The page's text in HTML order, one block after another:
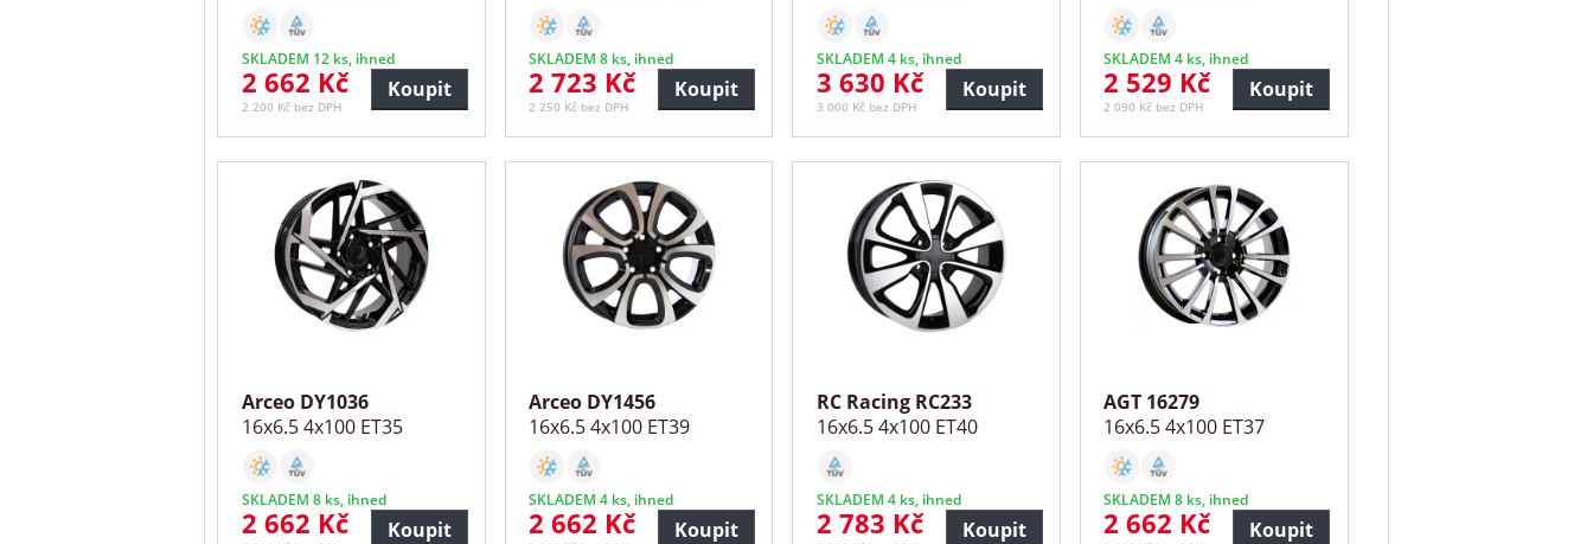
SKLADEM 12 ks, ihned
2 662 Kč
2 200 Kč bez DPH
Koupit
SKLADEM 8 ks, ihned
2 723 Kč
2 250 Kč bez DPH
Koupit
SKLADEM 4 ks, ihned
3 630 Kč
3 000 Kč bez DPH
Koupit
SKLADEM 4 ks, ihned
2 529 Kč
2 090 Kč bez DPH
Koupit
Arceo DY1036
16x6.5 4x100 ET35
SKLADEM 8 ks, ihned
2 662 Kč Koupit
Arceo DY1456
16x6.5 4x100 ET39
SKLADEM 4 ks, ihned
2 662 Kč Koupit
RC Racing RC233
16x6.5 4x100 ET40
SKLADEM 4 ks, ihned
2 783 Kč Koupit
AGT 16279
16x6.5 4x100 ET37
SKLADEM 8 ks, ihned
2 662 Kč Koupit